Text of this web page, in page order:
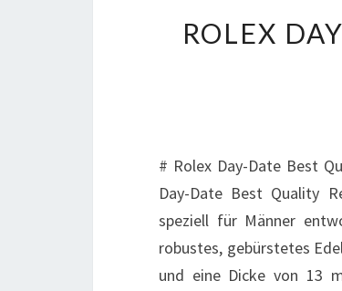
ROLEX
# Rolex Day-Date Best
Day-Date Best Quality
speziell für Männer
robustes, gebürstetes
und eine Dicke von 13